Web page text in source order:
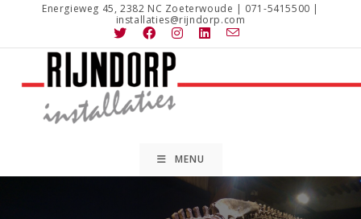
Energieweg 45, 2382 NC Zoeterwoude | 071-5415500 |
installaties@rijndorp.com
MENU